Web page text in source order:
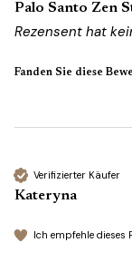
Palo Santo Zen
Rezensent hat
Fanden Sie diese
Verifizierter Käufer
Kateryna
Ich empfehle dieses